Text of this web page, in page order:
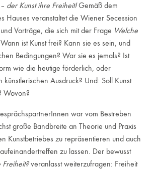
der Kunst ihre Freiheit!Gemäß dem
Hauses veranstaltet die Wiener Secession
Vorträge, die sich mit der Frage Welche
ist Kunst frei? Kann sie es sein, und
Bedingungen? War sie es jemals? Ist
wie die heutige förderlich, oder
Ausdruck? Und: Soll Kunst
Wovon?
war vom Bestreben
große Bandbreite an Theorie und Praxis
Kunstbetriebes zu repräsentieren und auch
zu lassen. Der bewusst
Freiheit?veranlasst weiterzufragen: Freiheit